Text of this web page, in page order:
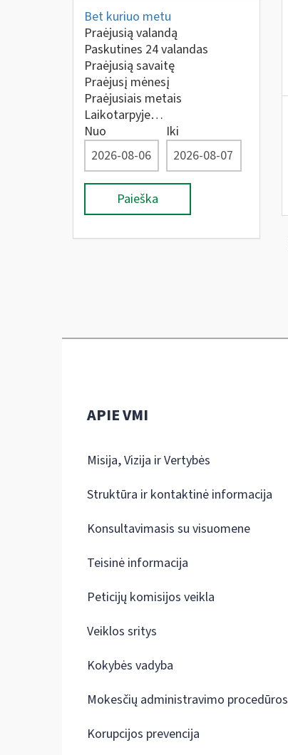
Bet kuriuo metu
Praėjusią valandą
Paskutines 24 valandas
Praėjusią savaitę
Praėjusį mėnesį
Praėjusiais metais
Laikotarpyje…
Nuo
Iki
Paieška
APIE VMI
Misija, Vizija ir Vertybės
Struktūra ir kontaktinė informacija
Konsultavimasis su visuomene
Teisinė informacija
Peticijų komisijos veikla
Veiklos sritys
Kokybės vadyba
Mokesčių administravimo procedūros
Korupcijos prevencija